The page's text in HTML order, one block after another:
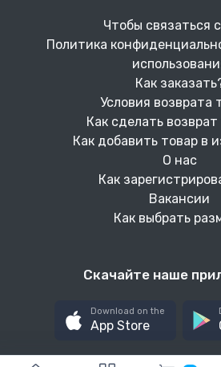
Чтобы связаться
Политика
Как
Условия возврата
Как сделать
Как добавить товар в
О нас
Как
Вакансии
Как выбрать
Скачайте наше
Download on the
App Store